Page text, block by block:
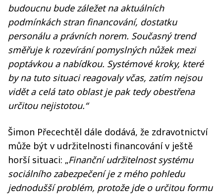
budoucnu bude záležet na aktuálních
podmínkách stran financování, dostatku
personálu a právních norem. Současný trend
směřuje k rozevírání pomyslných nůžek mezi
poptávkou a nabídkou. Systémové kroky, které
by na tuto situaci reagovaly včas, zatím nejsou
vidět a celá tato oblast je pak tedy obestřena
určitou nejistotou.“
Šimon Přecechtěl dále dodává, že zdravotnictví
může být v udržitelnosti financování v ještě
horší situaci: „Finanční udržitelnost systému
sociálního zabezpečení je z mého pohledu
jednodušší problém, protože jde o určitou formu